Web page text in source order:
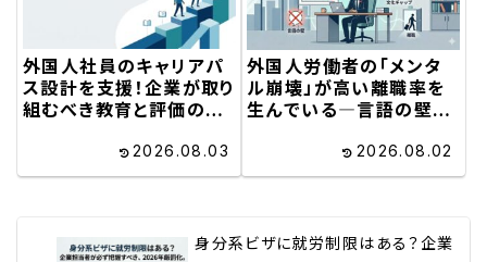
外国人社員のキャリアパ
ス設計を支援！企業が取り
組むべき教育と評価の仕
2026.08.03
外国人労働者の「メンタ
ル崩壊」が高い離職率を
生んでいる―言語の壁の
2026.08.02
身分系ビザに就労制限はある？企業